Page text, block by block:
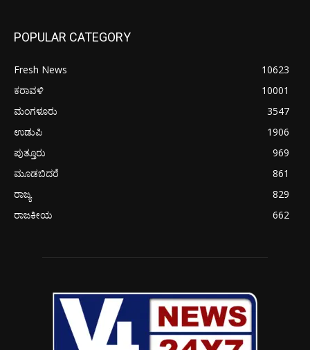
POPULAR CATEGORY
Fresh News
10623
ಕರಾವಳಿ
10001
ಮಂಗಳೂರು
3547
ಉಡುಪಿ
1906
ಪುತ್ತೂರು
969
ಮೂಡಬಿದರೆ
861
ರಾಜ್ಯ
829
ರಾಜಕೀಯ
662